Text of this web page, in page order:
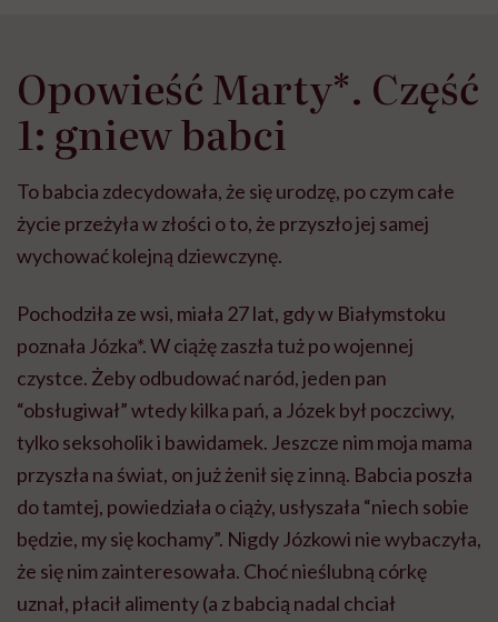
Opowieść Marty*. Część
1: gniew babci
To babcia zdecydowała, że się urodzę, po czym całe
życie przeżyła w złości o to, że przyszło jej samej
wychować kolejną dziewczynę.
Pochodziła ze wsi, miała 27 lat, gdy w Białymstoku
poznała Józka*. W ciążę zaszła tuż po wojennej
czystce. Żeby odbudować naród, jeden pan
“obsługiwał” wtedy kilka pań, a Józek był poczciwy,
tylko seksoholik i bawidamek. Jeszcze nim moja mama
przyszła na świat, on już żenił się z inną. Babcia poszła
do tamtej, powiedziała o ciąży, usłyszała “niech sobie
będzie, my się kochamy”. Nigdy Józkowi nie wybaczyła,
że się nim zainteresowała. Choć nieślubną córkę
uznał, płacił alimenty (a z babcią nadal chciał